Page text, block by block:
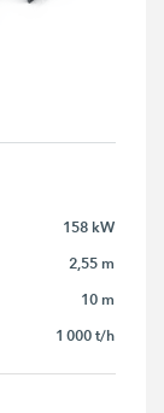
158 kW
2,55 m
10 m
1 000 t/h